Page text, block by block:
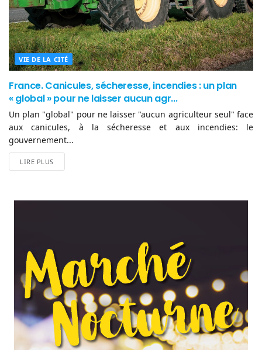
VIE DE LA CITÉ
France. Canicules, sécheresse, incendies : un plan
« global » pour ne laisser aucun agr...
Un plan "global" pour ne laisser "aucun agriculteur seul" face
aux canicules, à la sécheresse et aux incendies: le
gouvernement...
LIRE PLUS